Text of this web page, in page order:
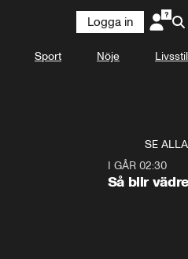
Logga in
Sport Nöje Livsstil
SE ALLA
I GÅR 02:30
Så blir